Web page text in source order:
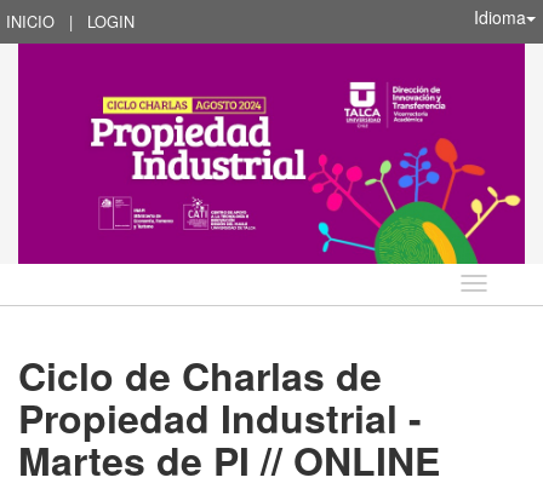
INICIO | LOGIN Idioma
Idioma
Ciclo de Charlas de
Propiedad Industrial -
Martes de PI // ONLINE